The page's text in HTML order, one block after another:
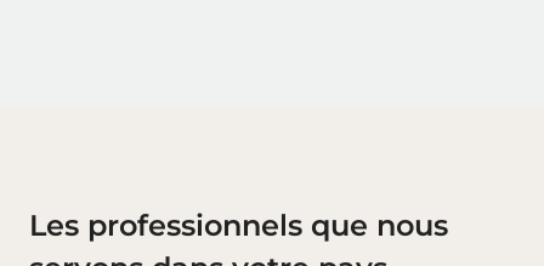
Les professionnels que nous